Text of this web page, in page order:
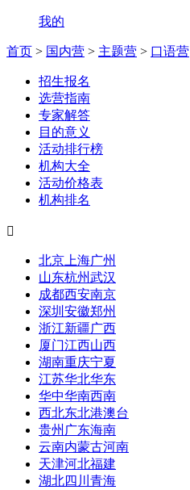
我的
首页 > 国内营 > 主题营 > 口语营
招生报名
选营指南
专家解答
目的意义
活动排行榜
机构大全
活动价格表
机构排名

北京 上海广州
山东杭州武汉
成都西安南京
深圳 安徽郑州
浙江新疆广西
厦门江西山西
湖南重庆宁夏
江苏华北华东
华中华南西南
西北东北港澳台
贵州 广东海南
云南内蒙古河南
天津河北福建
湖北四川 青海